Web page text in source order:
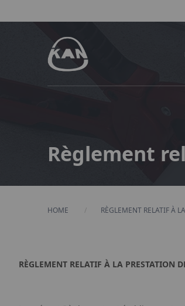
Règlement
HOME CURRENT:
RÈGLEMENT RELATIF À
RÈGLEMENT RELATIF À LA PRESTATION